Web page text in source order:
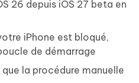
26 depuis iOS 27 beta en
iPhone est bloqué,
de démarrage
la procédure manuelle